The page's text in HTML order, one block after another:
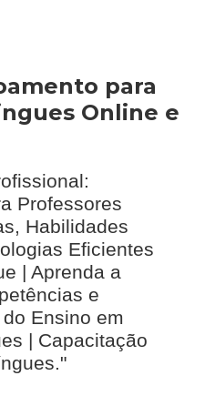
para
Online e
Professores
Habilidades
Eficientes
| Aprenda a
e
Ensino em
| Capacitação